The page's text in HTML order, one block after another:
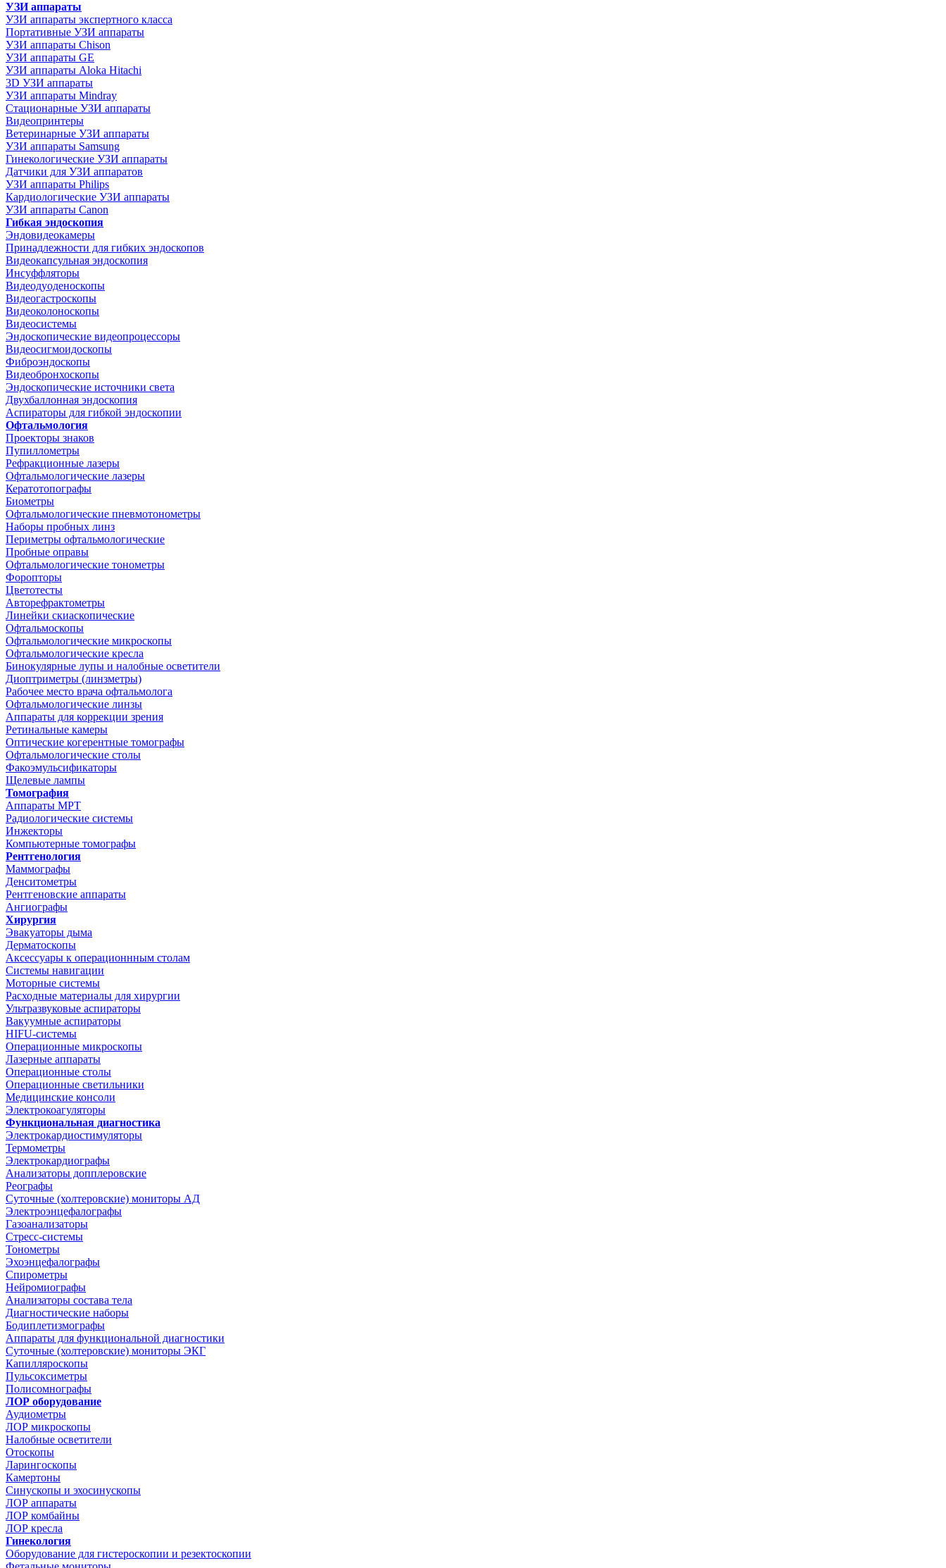
УЗИ аппараты
УЗИ аппараты экспертного класса
Портативные УЗИ аппараты
УЗИ аппараты Chison
УЗИ аппараты GE
УЗИ аппараты Aloka Hitachi
3D УЗИ аппараты
УЗИ аппараты Mindray
Стационарные УЗИ аппараты
Видеопринтеры
Ветеринарные УЗИ аппараты
УЗИ аппараты Samsung
Гинекологические УЗИ аппараты
Датчики для УЗИ аппаратов
УЗИ аппараты Philips
Кардиологические УЗИ аппараты
УЗИ аппараты Canon
Гибкая эндоскопия
Эндовидеокамеры
Принадлежности для гибких эндоскопов
Видеокапсульная эндоскопия
Инсуффляторы
Видеодуоденоскопы
Видеогастроскопы
Видеоколоноскопы
Видеосистемы
Эндоскопические видеопроцессоры
Видеосигмоидоскопы
Фиброэндоскопы
Видеобронхоскопы
Эндоскопические источники света
Двухбаллонная эндоскопия
Аспираторы для гибкой эндоскопии
Офтальмология
Проекторы знаков
Пупиллометры
Рефракционные лазеры
Офтальмологические лазеры
Кератотопографы
Биометры
Офтальмологические пневмотонометры
Наборы пробных линз
Периметры офтальмологические
Пробные оправы
Офтальмологические тонометры
Форопторы
Цветотесты
Авторефрактометры
Линейки скиаскопические
Офтальмоскопы
Офтальмологические микроскопы
Офтальмологические кресла
Бинокулярные лупы и налобные осветители
Диоптриметры (линзметры)
Рабочее место врача офтальмолога
Офтальмологические линзы
Аппараты для коррекции зрения
Ретинальные камеры
Оптические когерентные томографы
Офтальмологические столы
Факоэмульсификаторы
Щелевые лампы
Томография
Аппараты МРТ
Радиологические системы
Инжекторы
Компьютерные томографы
Рентгенология
Маммографы
Денситометры
Рентгеновские аппараты
Ангиографы
Хирургия
Эвакуаторы дыма
Дерматоскопы
Аксессуары к операционнным столам
Системы навигации
Моторные системы
Расходные материалы для хирургии
Ультразвуковые аспираторы
Вакуумные аспираторы
HIFU-системы
Операционные микроскопы
Лазерные аппараты
Операционные столы
Операционные светильники
Медицинские консоли
Электрокоагуляторы
Функциональная диагностика
Электрокардиостимуляторы
Термометры
Электрокардиографы
Анализаторы допплеровские
Реографы
Суточные (холтеровские) мониторы АД
Электроэнцефалографы
Газоанализаторы
Стресс-системы
Тонометры
Эхоэнцефалографы
Спирометры
Нейромиографы
Анализаторы состава тела
Диагностические наборы
Бодиплетизмографы
Аппараты для функциональной диагностики
Суточные (холтеровские) мониторы ЭКГ
Капилляроскопы
Пульсоксиметры
Полисомнографы
ЛОР оборудование
Аудиометры
ЛОР микроскопы
Налобные осветители
Отоскопы
Ларингоскопы
Камертоны
Синускопы и эхосинускопы
ЛОР аппараты
ЛОР комбайны
ЛОР кресла
Гинекология
Оборудование для гистероскопии и резектоскопии